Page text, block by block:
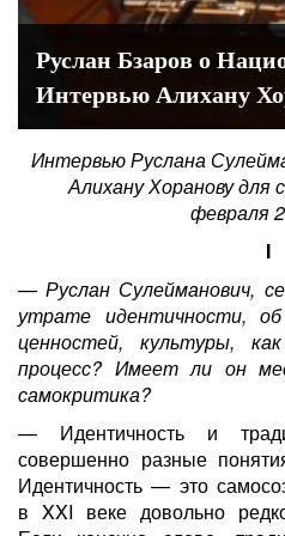
Руслан Бзаров о
Интервью Алихану
Интервью Руслана
Алихану Хоранову для
февраля
I
— Руслан Сулейманович,
утрате идентичности,
ценностей, культуры,
процесс? Имеет ли он
самокритика?
— Идентичность и
совершенно разные
Идентичность — это
в XXI веке довольно